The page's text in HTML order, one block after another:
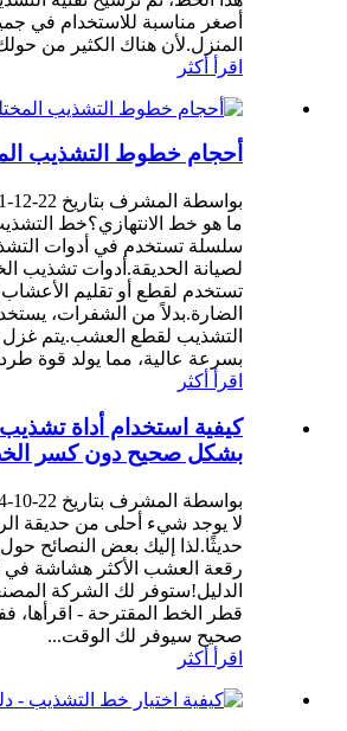
أصغر مناسبة للاستخدام في
المنزل.لأن هناك الكثير من
اقرأ أكثر
أحجام خطوط التشذيب
بواسطة المشرف بتاريخ 22-12-01
ما هو خط الانتهازي؟خط
سلسلة تستخدم في أدوات
لصيانة الحديقة.أدوات تشذيب
تستخدم لقطع أو تقليم
الضارة.بدلاً من الشفرات،
التشذيب لقطع العشب.يتم غزل
بسرعة عالية، مما يولد قوة
اقرأ أكثر
كيفية استخدام أداة
بشكل صحيح دون كسر
بواسطة المشرف بتاريخ 22-10-24
لا يوجد شيء أحلى من حديقة
حديثًا.لذا إليك بعض النصائح
رقعة العشب الأكثر هشاشة في
الدليل!ستوفر لك الشركة
قطر الخط المقترحة - اقرأها،
صحيح سيوفر لك الوقت...
اقرأ أكثر